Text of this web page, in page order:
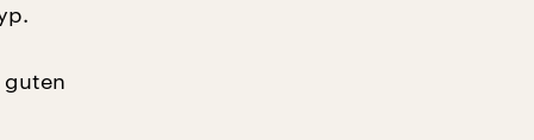
guten